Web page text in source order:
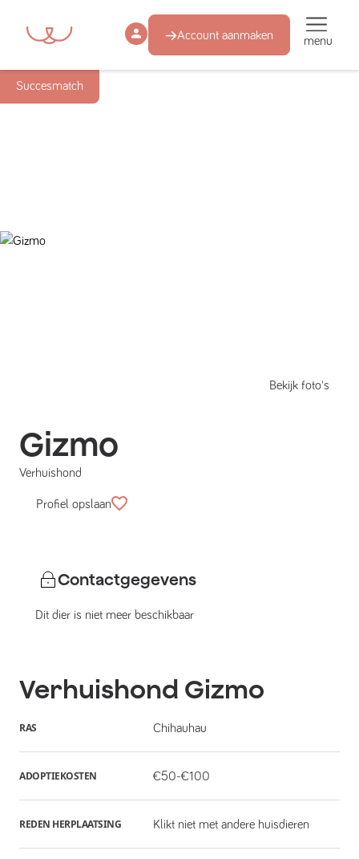
Account aanmaken menu
Succesmatch
Bekijk foto's
Gizmo
Verhuishond
Profiel opslaan
Contactgegevens
Dit dier is niet meer beschikbaar
Verhuishond Gizmo
RAS Chihauhau
ADOPTIEKOSTEN €50-€100
REDEN HERPLAATSING Klikt niet met andere huisdieren